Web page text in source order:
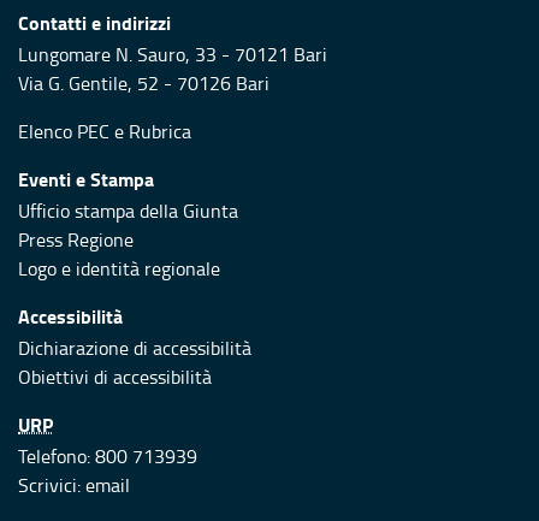
Contatti e indirizzi
Lungomare N. Sauro, 33 - 70121 Bari
Via G. Gentile, 52 - 70126 Bari
Elenco PEC e Rubrica
Eventi e Stampa
Ufficio stampa della Giunta
Press Regione
Logo e identità regionale
Accessibilità
Dichiarazione di accessibilità
Obiettivi di accessibilità
URP
Telefono: 800 713939
Scrivici:email